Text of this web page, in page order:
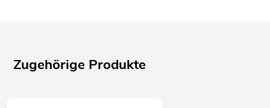
Zugehörige Produkte